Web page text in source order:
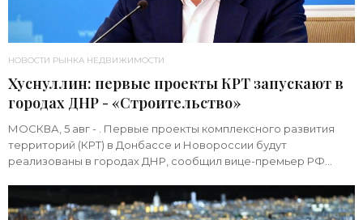
НОВОСТИ РЫНКА НЕДВИЖИМОСТИ
Хуснуллин: первые проекты КРТ запускают в
городах ДНР - «Строительство»
МОСКВА, 5 авг - . Первые проекты комплексного развития
территорий (КРТ) в Донбассе и Новороссии будут
реализованы в городах ДНР, сообщил вице-премьер РФ